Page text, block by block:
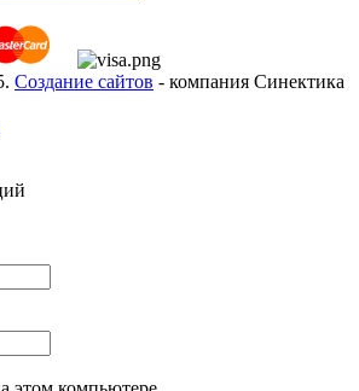
Создание сайтов - компания Синектика